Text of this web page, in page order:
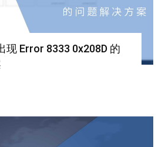
现 Error 8333 0x208D 的